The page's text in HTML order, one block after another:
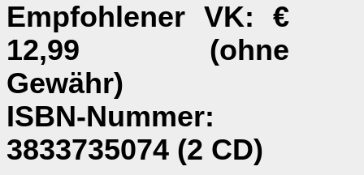
Empfohlener VK: €
12,99 (ohne
Gewähr)
ISBN-Nummer:
3833735074 (2 CD)